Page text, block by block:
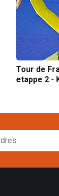
Tour de
etappe 2 -